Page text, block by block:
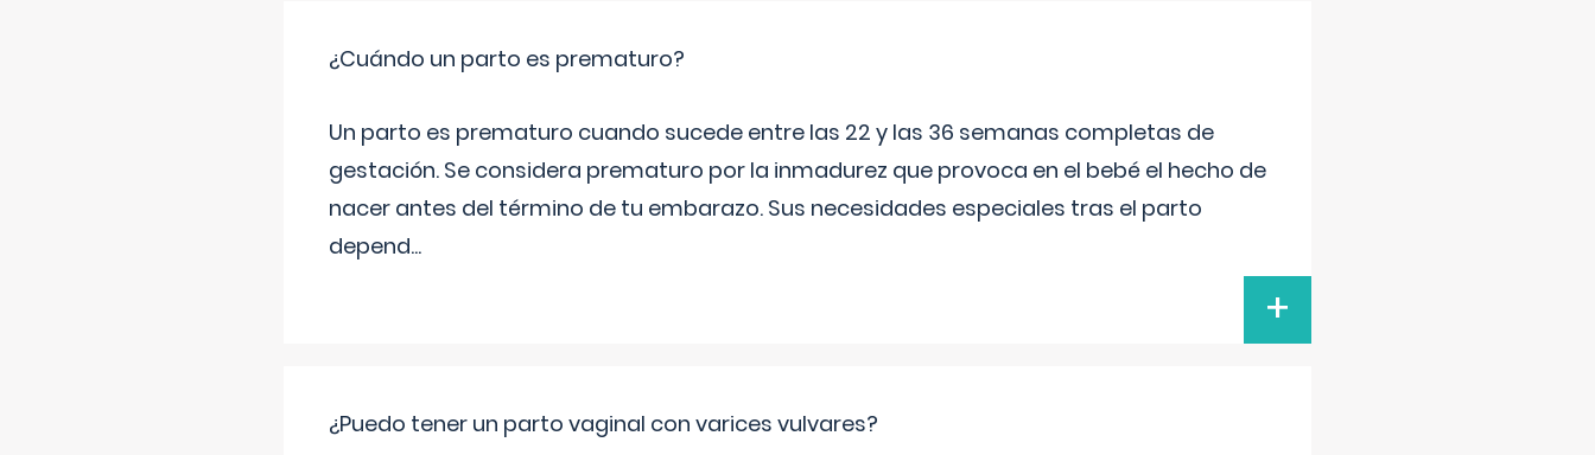
¿Cuándo un parto es prematuro?
Un parto es prematuro cuando sucede entre las 22 y las 36 semanas completas de
gestación. Se considera prematuro por la inmadurez que provoca en el bebé el hecho de
nacer antes del término de tu embarazo. Sus necesidades especiales tras el parto
depend...
+
¿Puedo tener un parto vaginal con varices vulvares?